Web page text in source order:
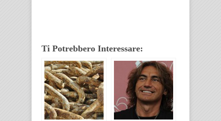
Ti Potrebbero Interessare: